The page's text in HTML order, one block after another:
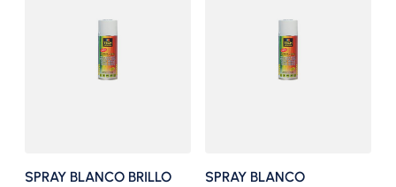
SPRAY BLANCO BRILLO
SPRAY BLANCO